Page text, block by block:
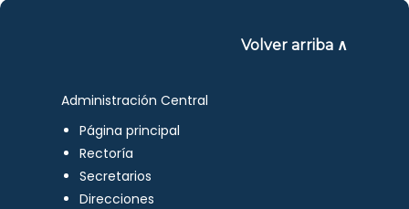
Volver arriba ∧
Administración Central
Página principal
Rectoría
Secretarios
Direcciones